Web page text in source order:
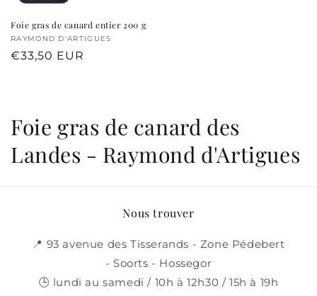
Foie gras de canard entier 200 g
Fournisseur :
RAYMOND D'ARTIGUES
Prix
€33,50 EUR
C
o
Foie gras de canard des
Landes - Raymond d'Artigues
Nous trouver
📍 93 avenue des Tisserands - Zone Pédebert
- Soorts - Hossegor
🕒 lundi au samedi / 10h à 12h30 / 15h à 19h